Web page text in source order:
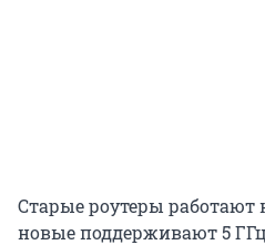
Старые роутеры работают
новые поддерживают 5